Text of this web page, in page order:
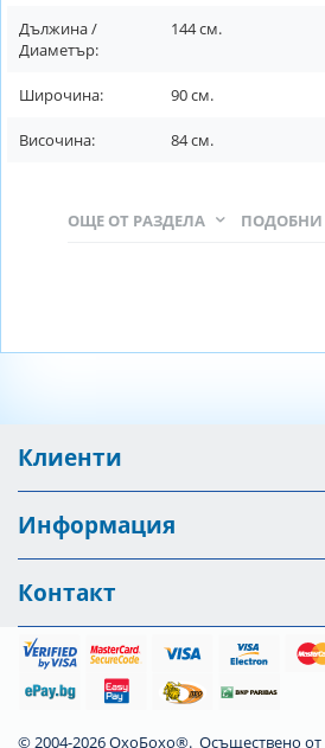
Дължина /
Диаметър:
144см.
Широчина: 90см.
Височина: 84см.
ПОДОБНИ
ОЩЕ ОТ РАЗДЕЛА
Клиенти
Информация
Контакт
© 2004-2026 ОхоБохо®. Осъществено от